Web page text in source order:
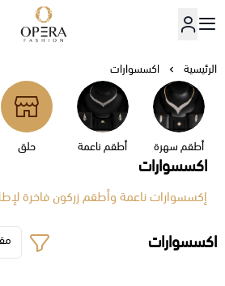
أوبرا فاشن
الرئيسية اكسسوارات
اكسسوارات
إكسسوارات ناعمة وأطقم زركون فاخرة
أطقم سهرة أطقم ناعمة حلق
اكسسوارات